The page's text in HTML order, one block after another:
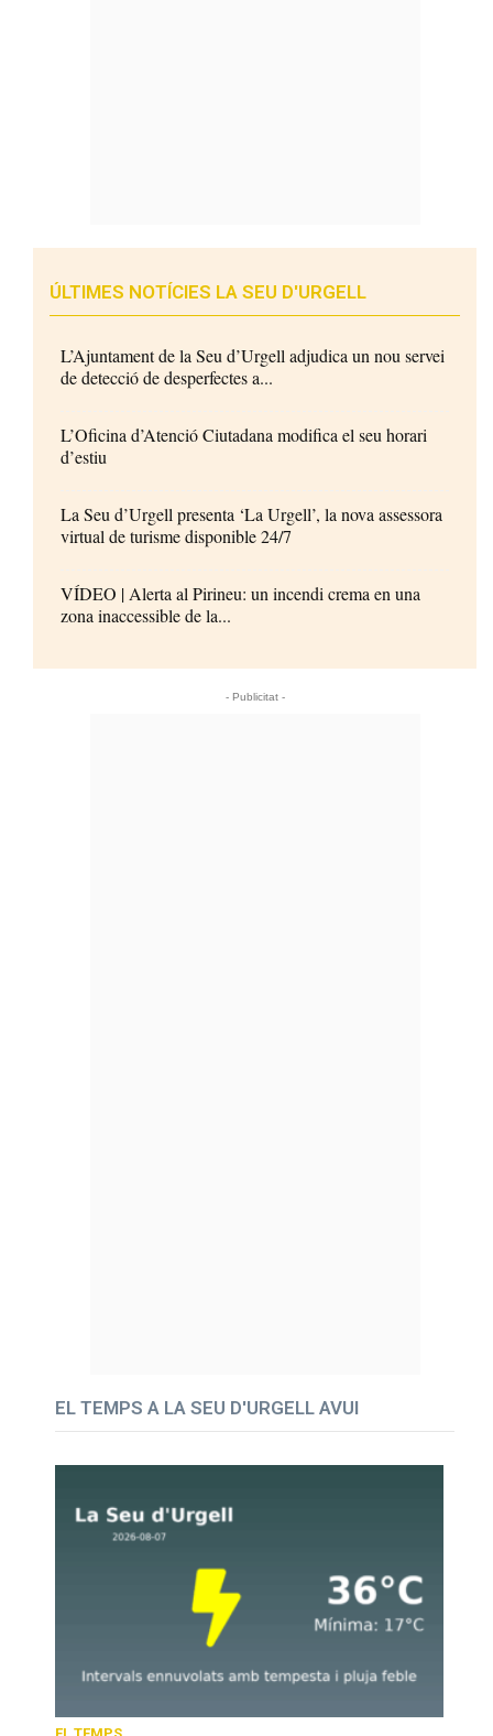
ÚLTIMES NOTÍCIES LA SEU D'URGELL
L’Ajuntament de la Seu d’Urgell adjudica un nou servei
de detecció de desperfectes a...
L’Oficina d’Atenció Ciutadana modifica el seu horari
d’estiu
La Seu d’Urgell presenta ‘La Urgell’, la nova assessora
virtual de turisme disponible 24/7
VÍDEO | Alerta al Pirineu: un incendi crema en una
zona inaccessible de la...
- Publicitat -
EL TEMPS A LA SEU D'URGELL AVUI